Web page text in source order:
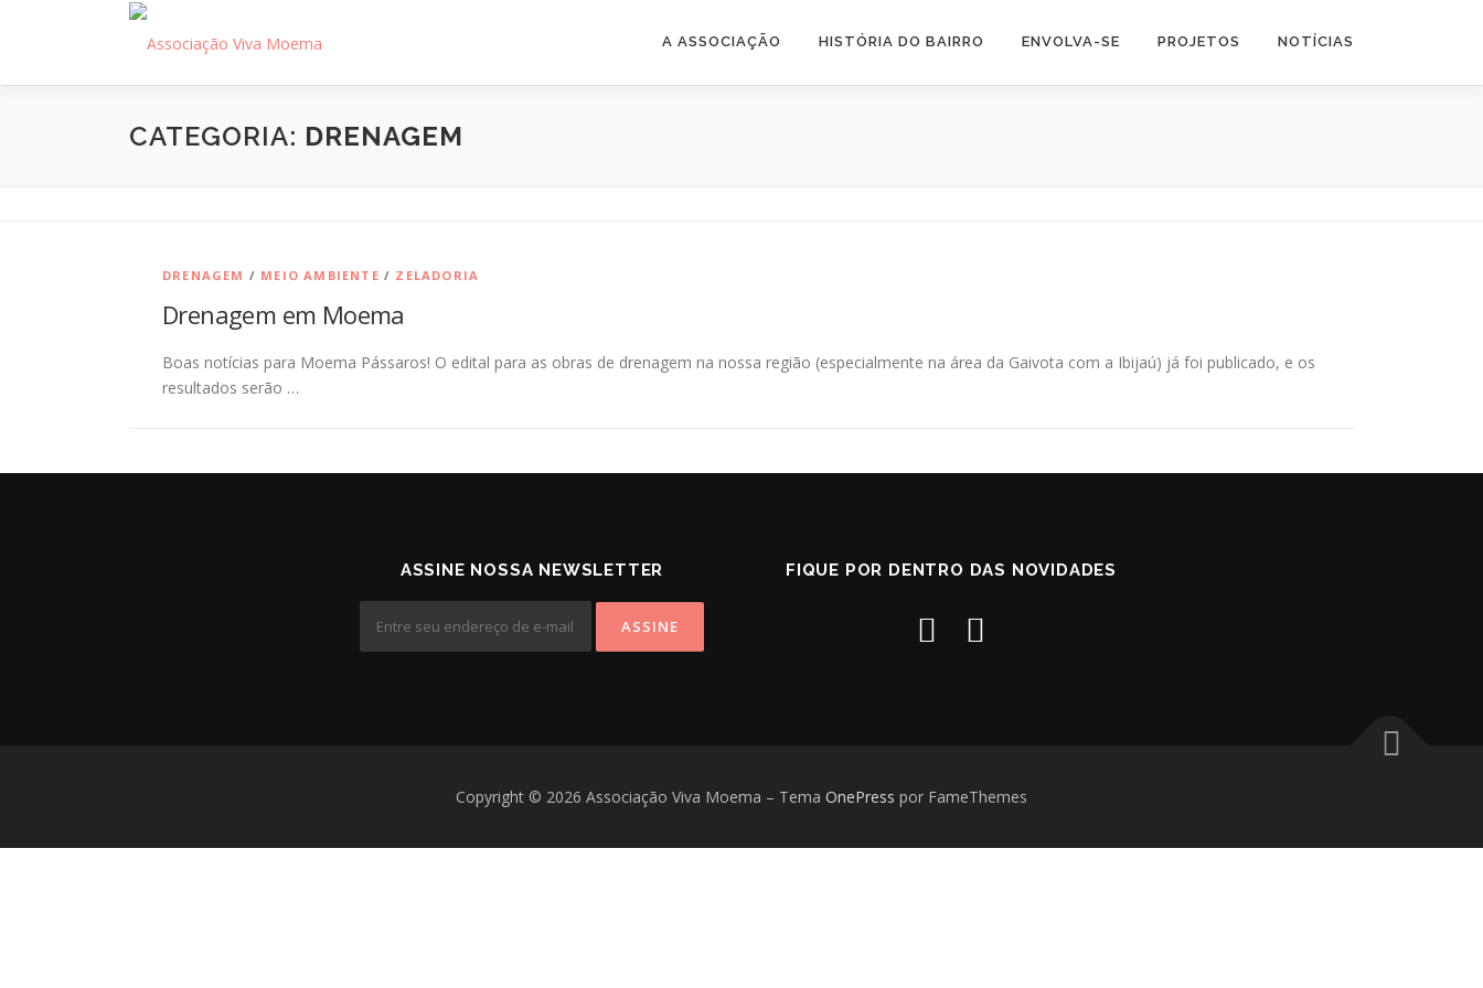
conteúdo
A ASSOCIAÇÃO HISTÓRIA DO BAIRRO ENVOLVA-SE PROJETOS NOTÍCIAS
CATEGORIA: DRENAGEM
DRENAGEM / MEIO AMBIENTE / ZELADORIA
Drenagem em Moema
Boas notícias para Moema Pássaros! O edital para as obras de drenagem na nossa região (especialmente na área da Gaivota com a Ibijaú) já foi publicado, e os
resultados serão …
ASSINE NOSSA NEWSLETTER FIQUE POR DENTRO DAS NOVIDADES
Copyright © 2026 Associação Viva Moema – Tema OnePress por FameThemes